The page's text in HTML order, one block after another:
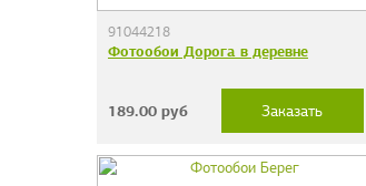
91044218
Фотообои Дорога в деревне
189.00руб Заказать